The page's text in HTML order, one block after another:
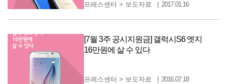
프레스센터 > 보도자료 2017.01.16
[7월 3주 공시지원금] 갤럭시S6 엣지
16만원에 살 수 있다
프레스센터 > 보도자료 2016.07.18